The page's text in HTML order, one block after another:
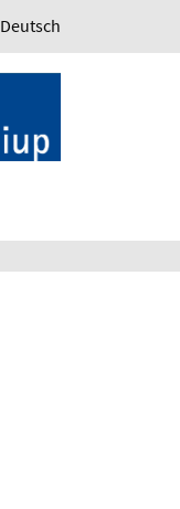
Deutsch